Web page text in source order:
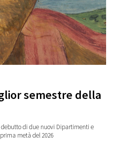
semestre della
di due nuovi Dipartimenti e
metà del 2026